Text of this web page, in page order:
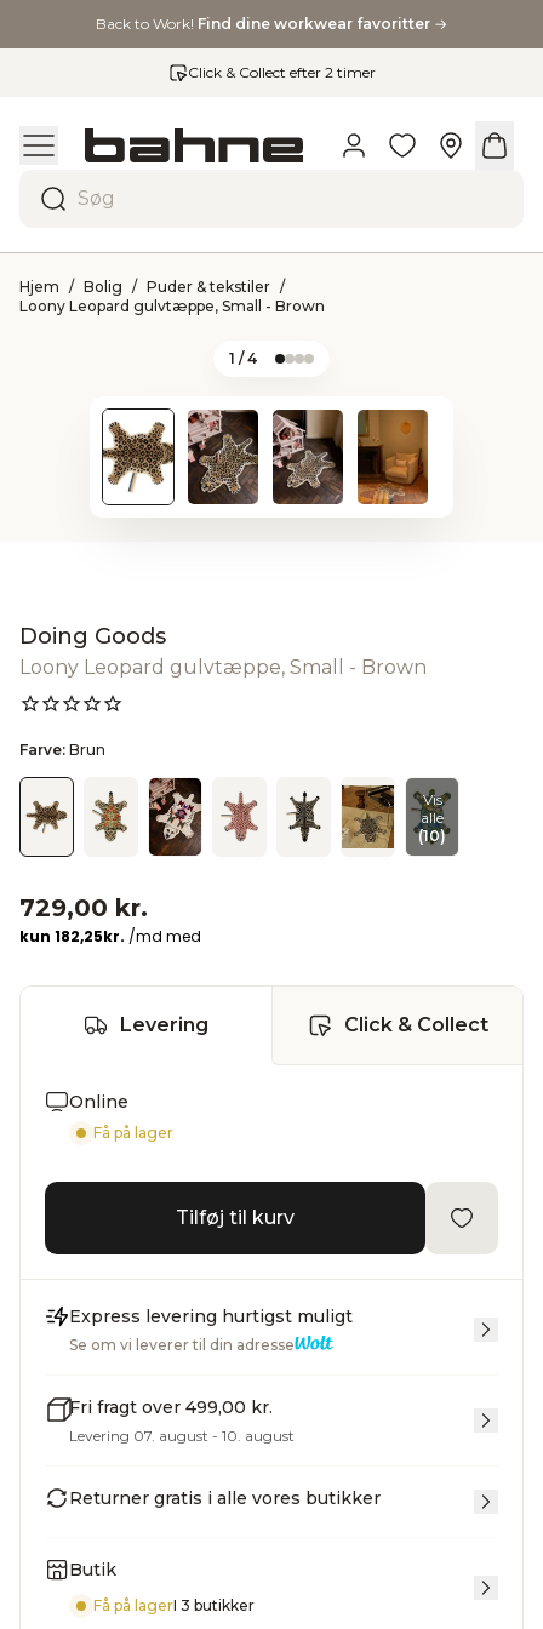
Back to Work! Find dine workwear favoritter →
Click & Collect efter 2 timer
Søg
Hjem Bolig
Puder & tekstiler
Loony Leopard gulvtæppe, Small - Brown
1 / 4
Doing Goods
Loony Leopard gulvtæppe, Small - Brown
Farve: Brun
Vis
alle
(10)
729,00 kr.
Levering Click & Collect
Online
Få på lager
Tilføj til kurv
Express levering hurtigst muligt
Se om vi leverer til din adresse
Fri fragt over 499,00 kr.
Levering 07. august - 10. august
Returner gratis i alle vores butikker
Butik
Få på lagerI 3 butikker